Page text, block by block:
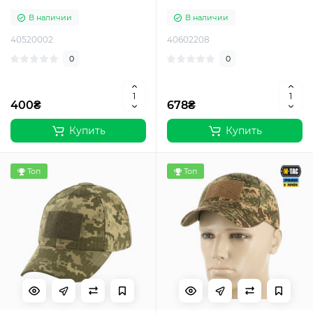
В наличии
40520002
0
400₴
Купить
В наличии
40602208
0
678₴
Купить
Топ Топ